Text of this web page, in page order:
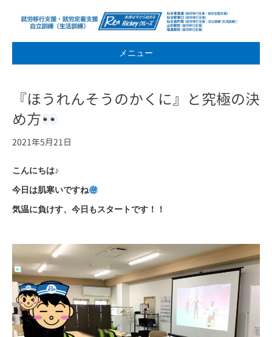
メニュー
『ほうれんそうのかくに』と究極の決
め方
2021年5月21日
こんにちは♪
今日は肌寒いですね
気温に負けす、今日もスタートです！！